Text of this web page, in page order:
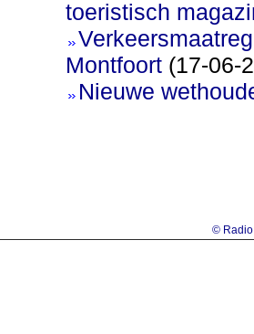
toeristisch
Montfoort(17-06-
Nieuwe
© Radio